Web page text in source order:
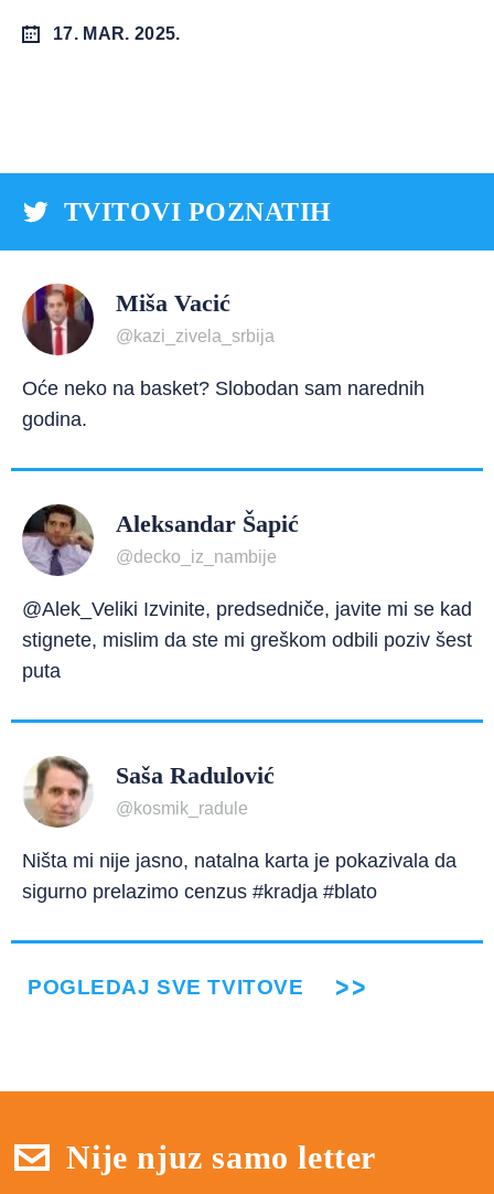
17. MAR. 2025.
TVITOVI POZNATIH
Miša Vacić
@kazi_zivela_srbija
Oće neko na basket? Slobodan sam narednih
godina.
Aleksandar Šapić
@decko_iz_nambije
@Alek_Veliki Izvinite, predsedniče, javite mi se kad
stignete, mislim da ste mi greškom odbili poziv šest
puta
Saša Radulović
@kosmik_radule
Ništa mi nije jasno, natalna karta je pokazivala da
sigurno prelazimo cenzus #kradja #blato
POGLEDAJ SVE TVITOVE
Nije njuz samo letter